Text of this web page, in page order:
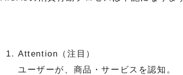
Attention（注目）
ユーザーが、商品・サービスを認知。